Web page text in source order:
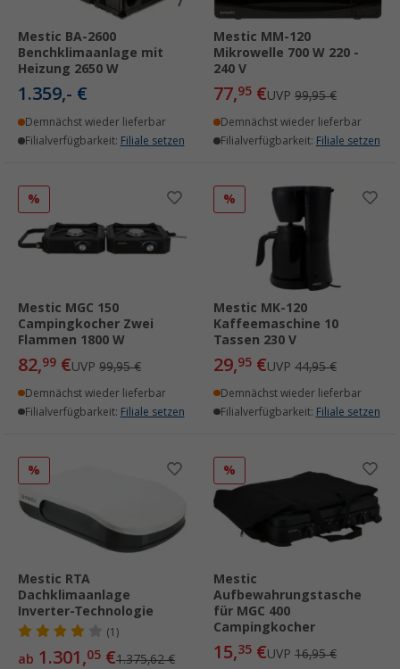
Mestic BA-2600
Benchklimaanlage mit
Heizung 2650 W
1.359,- €
Demnächst wieder lieferbar
Filialverfügbarkeit: Filiale setzen
Mestic MM-120
Mikrowelle 700 W 220 -
240 V
77,95 €UVP 99,95 €
Demnächst wieder lieferbar
Filialverfügbarkeit: Filiale setzen
%
Mestic MGC 150
Campingkocher Zwei
Flammen 1800 W
82,99 €UVP 99,95 €
Demnächst wieder lieferbar
Filialverfügbarkeit: Filiale setzen
%
Mestic MK-120
Kaffeemaschine 10
Tassen 230 V
29,95 €UVP 44,95 €
Demnächst wieder lieferbar
Filialverfügbarkeit: Filiale setzen
%
Mestic RTA
Dachklimaanlage
Inverter-Technologie
(1)
ab 1.301,05 €1.375,62 €
%
Mestic
Aufbewahrungstasche
für MGC 400
Campingkocher
15,35 €UVP 16,95 €